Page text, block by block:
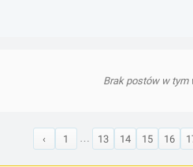
Brak postów w tym
‹ 1 … 13 14 15 16